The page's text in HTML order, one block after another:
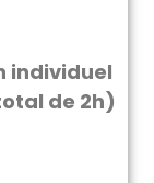
individuel
de 2h)